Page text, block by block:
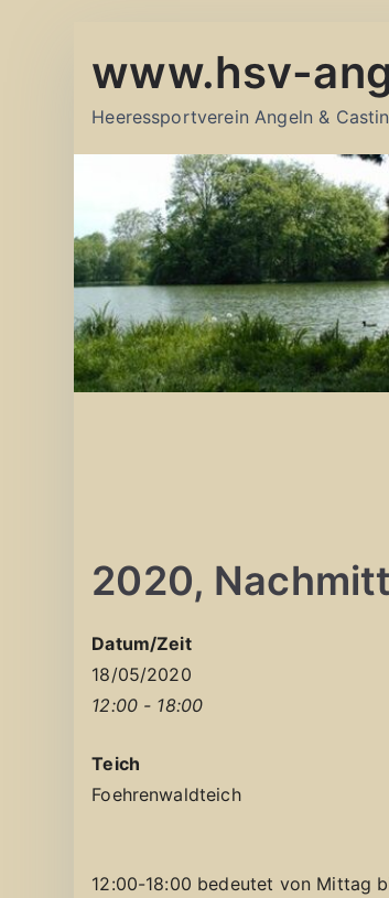
Inhalt
www.hsv-
Heeressportverein Angeln &
2020,
Datum/Zeit
18/05/2020
12:00 - 18:00
Teich
Foehrenwaldteich
12:00-18:00 bedeutet von Mittag